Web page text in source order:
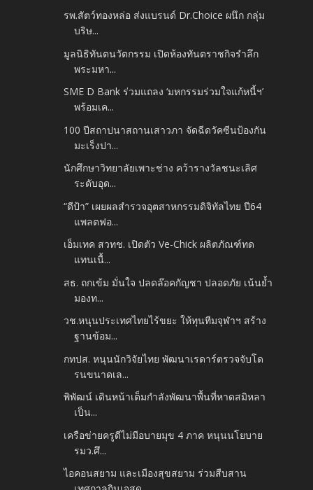
รพ.สัตว์ทองหล่อ ส่งแบรนด์ Dr.Choice ผนึก กลุ่ม
บริษ...
มูลนิธิทันตนวัตกรรม เปิดห้องทันตราชกิจรำลึก
พระมหา...
SME D Bank ร่วมแถลง ‘มหกรรมร่วมใจแก้หนี้ฯ’
พร้อมเค...
100 ปีสถาปนาสถานเสาวภา จัดฉีดวัคซีนป้องกัน
มะเร็งปา...
นักศึกษาวิทยาลัยเพาะช่าง คว้ารางวัลชนะเลิศ
ระดับอุด...
“ดีป้า” เผยผลสำรวจอุตสาหกรรมดิจิทัลไทย ปี64
แพลตฟอ...
เอ็มเทค สวทช. เปิดตัว Ve-Chick ผลิตภัณฑ์ทด
แทนเนื้...
สธ. ถกเข้ม มั่นใจ ปลดล๊อคกัญชา ปลอดภัย เน้นย้ำ
มองท...
วช.หนุนประเทศไทยไร้ขยะ ให้ทุนทีมจุฬาฯ สร้าง
ฐานข้อม...
กทปส. หนุนนักวิจัยไทย พัฒนาเรดาร์ตรวจจับโด
รนขนาดเล...
พิพัฒน์ เดินหน้าเต็มกำลังพัฒนาพื้นที่หาดสมิหลา
เป็น...
เครือข่ายครูดีไม่มีอบายมุข 4 ภาค หนุนนโยบาย
รมว.ศึ...
ไอคอนสยาม และเมืองสุขสยาม ร่วมสืบสาน